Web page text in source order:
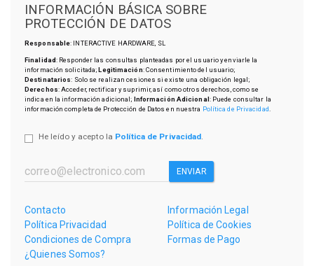
INFORMACIÓN BÁSICA SOBRE
PROTECCIÓN DE DATOS
Responsable: INTERACTIVE HARDWARE, SL
Finalidad: Responder las consultas planteadas por el usuario y enviarle la
información solicitada;Legitimación: Consentimiento del usuario;
Destinatarios: Solo se realizan cesiones si existe una obligación legal;
Derechos: Acceder, rectificar y suprimir, así como otros derechos, como se
indica en la información adicional; Información Adicional: Puede consultar la
información completa de Protección de Datos en nuestra Política de Privacidad
He leído y acepto la Política de Privacidad.
ENVIAR
Contacto
Información Legal
Política Privacidad
Política de Cookies
Condiciones de Compra
Formas de Pago
¿Quienes Somos?